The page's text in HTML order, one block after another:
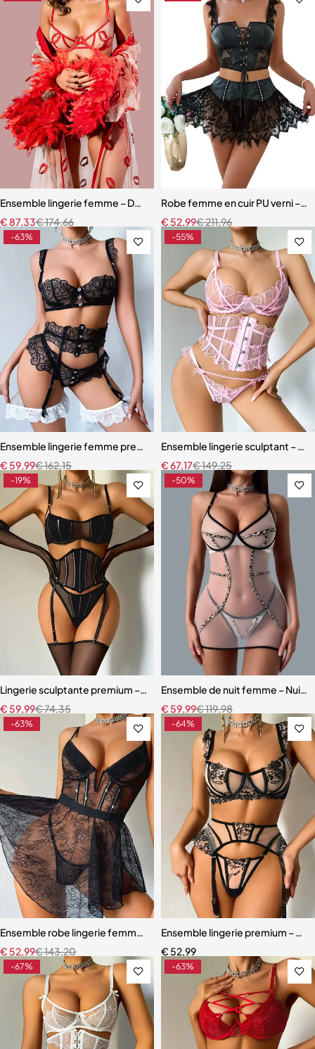
Ensemble lingerie femme – Dentelle rouge avec robe en maille et
€174,66
€ 87,33
Robe femme en cuir PU verni –
€211,96
€ 52,99
-63%
Ensemble lingerie femme premium – Broderie artisanale, strass et
€162,15
€ 59,99
-55%
Ensemble lingerie sculptant –
€149,25
€67,17
-19%
Lingerie sculptante premium – Ensemble cinq pièces en maille ultra-
€74,35
€ 59,99
-50%
Ensemble de nuit femme –
€119,98
€ 59,99
-63%
Ensemble robe lingerie femme – Dentelle française avec effet
€143,20
€ 52,99
-64%
Ensemble lingerie premium –
€ 52,99
-67% -63%